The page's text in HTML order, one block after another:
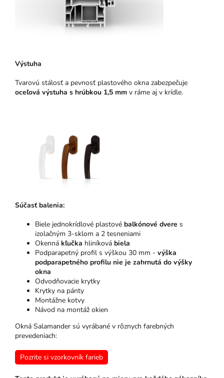
Výstuha
Tvarovú stálosť a pevnosť plastového okna zabezpečuje
oceľová výstuha s hrúbkou 1,5 mm v ráme aj v krídle.
Súčasť balenia:
Biele jednokrídlové plastové balkónové dvere s
izolačným 3-sklom a 2 tesneniami
Okenná kľučka hliníková biela
Podparapetný profil s výškou 30 mm - výška
podparapetného profilu nie je zahrnutá do výšky
okna
Odvodňovacie krytky
Krytky na pánty
Montážne kotvy
Návod na montáž okien
Okná Salamander sú vyrábané v rôznych farebných
prevedeniach:
Pozrite si vzorkovník farieb